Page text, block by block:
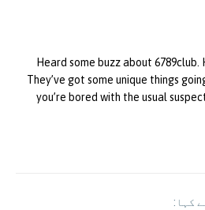
Heard some buzz about 6789club.
They’ve got some unique things
you’re bored with the usual
کہا: